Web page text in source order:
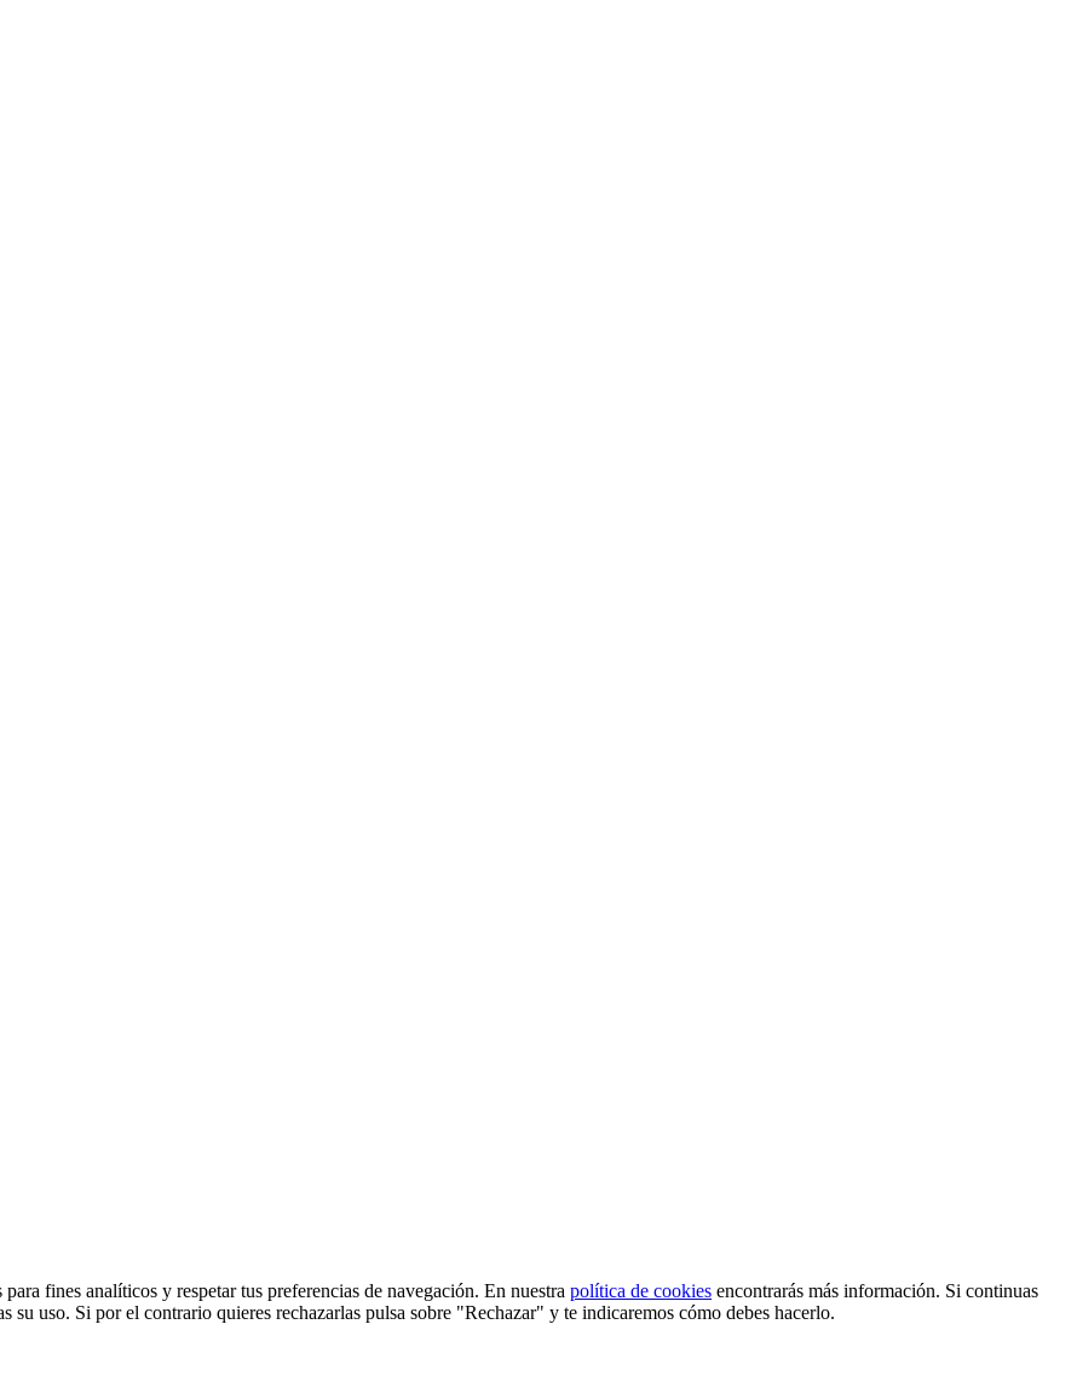
fines analíticos y respetar tus preferencias de navegación. En nuestra política de cookies encontrarás más información. Si continuas
uso. Si por el contrario quieres rechazarlas pulsa sobre "Rechazar" y te indicaremos cómo debes hacerlo.